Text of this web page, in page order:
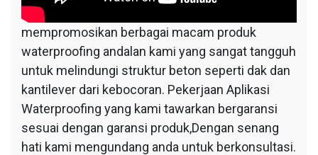
mempromosikan berbagai macam produk
waterproofing andalan kami yang sangat tangguh
untuk melindungi struktur beton seperti dak dan
kantilever dari kebocoran. Pekerjaan Aplikasi
Waterproofing yang kami tawarkan bergaransi
sesuai dengan garansi produk,Dengan senang
hati kami mengundang anda untuk berkonsultasi.